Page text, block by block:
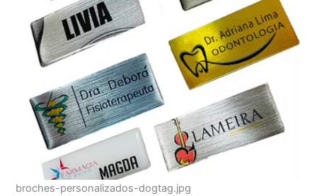
broches-personalizados-dogtag.jpg